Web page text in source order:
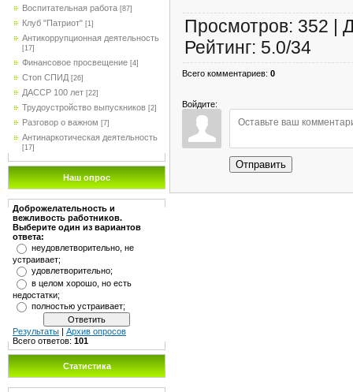
Воспитательная работа [87]
Клуб "Патриот" [1]
Антикоррупционная деятельность
[17]
Финансовое просвещение [4]
Стоп СПИД [26]
ДАССР 100 лет [22]
Трудоустройство выпускников [2]
Разговор о важном [7]
Антинаркотическая деятельность
[17]
Наш опрос
Доброжелательность и
вежливость работников.
Выберите один из вариантов
ответа:
неудовлетворительно, не
устраивает;
удовлетворительно;
в целом хорошо, но есть
недостатки;
полностью устраивает;
Результаты
Архив опросов
Всего ответов: 101
Статистика
Просмотров: 352 |
Рейтинг: 5.0/34
Всего комментариев: 0
Войдите:
Отправить